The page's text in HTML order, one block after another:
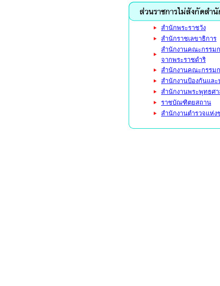
สำนักพระราชวัง
สำนักราชเลขาธิการ
สำนักงานคณะกรรมก
จากพระราชดำริ
สำนักงานคณะกรรม
สำนักงานป้องกันและ
สำนักงานพระพุทธศ
ราชบัณฑิตยสถาน
สำนักงานตำรวจแห่ง